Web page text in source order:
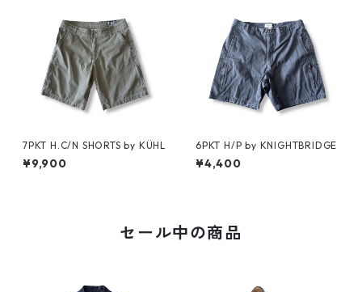
7PKT H.C/N SHORTS by KÜHL
¥9,900
6PKT H/P by KNIGHTBRIDGE
¥4,400
セール中の商品